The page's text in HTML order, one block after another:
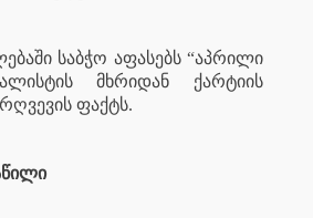
საბჭო აფასებს “აპრილი
მხრიდან ქარტიის
ფაქტს.